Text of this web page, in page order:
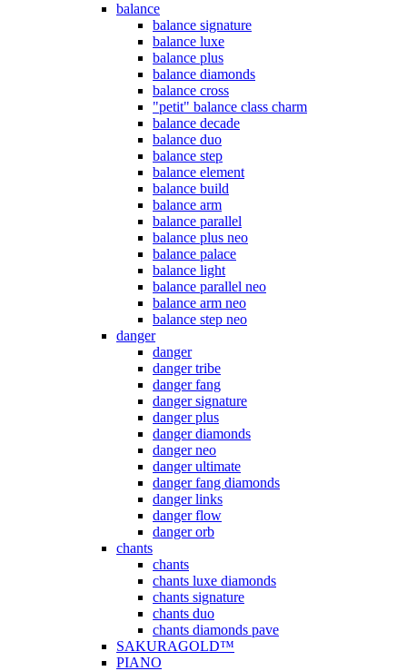
balance
balance signature
balance luxe
balance plus
balance diamonds
balance cross
"petit" balance class charm
balance decade
balance duo
balance step
balance element
balance build
balance arm
balance parallel
balance plus neo
balance palace
balance light
balance parallel neo
balance arm neo
balance step neo
danger
danger
danger tribe
danger fang
danger signature
danger plus
danger diamonds
danger neo
danger ultimate
danger fang diamonds
danger links
danger flow
danger orb
chants
chants
chants luxe diamonds
chants signature
chants duo
chants diamonds pave
SAKURAGOLD™
PIANO